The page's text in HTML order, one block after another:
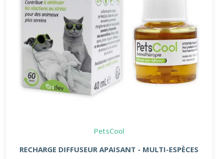
PetsCool
RECHARGE DIFFUSEUR APAISANT - MULTI-ESPÈCES